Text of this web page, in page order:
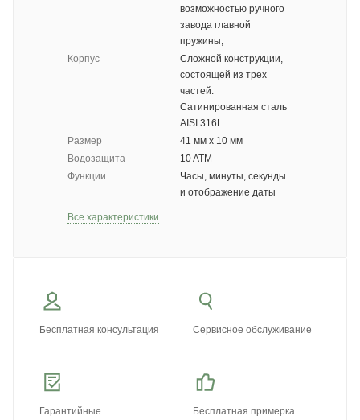
возможностью ручного
завода главной
пружины;
Корпус
Сложной конструкции,
состоящей из трех
частей.
Сатинированная сталь
AISI 316L.
Размер
41 мм x 10 мм
Водозащита
10 ATM
Функции
Часы, минуты, секунды
и отображение даты
Все характеристики
Бесплатная консультация Сервисное обслуживание
Гарантийные
Бесплатная примерка